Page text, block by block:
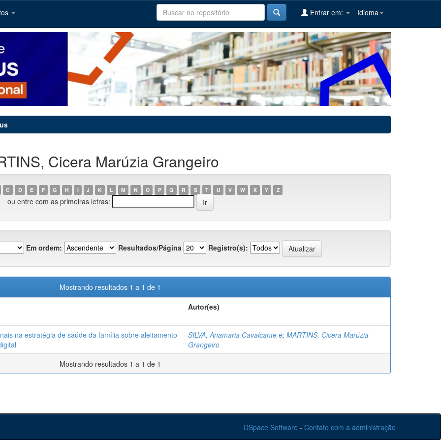
Idioma
Entrar em:
Cicera Marúzia Grangeiro
C D E F G H I J K L M N O P Q R S T U V W X Y Z
ou entre com as primeiras letras:
Em ordem: Resultados/Página Registro(s):
Mostrando resultados 1 a 1 de 1
Autor(es)
na estratégia de saúde da família sobre aleitamento
SILVA, Anamaria Cavalcante e; MARTINS, Cicera Marúzia
Grangeiro
Mostrando resultados 1 a 1 de 1
DSpace Software - Contato com a administração